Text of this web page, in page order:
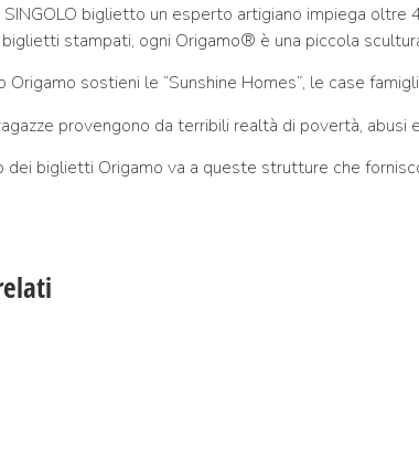
SINGOLO biglietto un esperto artigiano impiega oltre
stampati, ogni Origamo® è una piccola
sostieni le “Sunshine Homes”, le case
provengono da terribili realtà di povertà, abusi
dei biglietti Origamo va a queste strutture che